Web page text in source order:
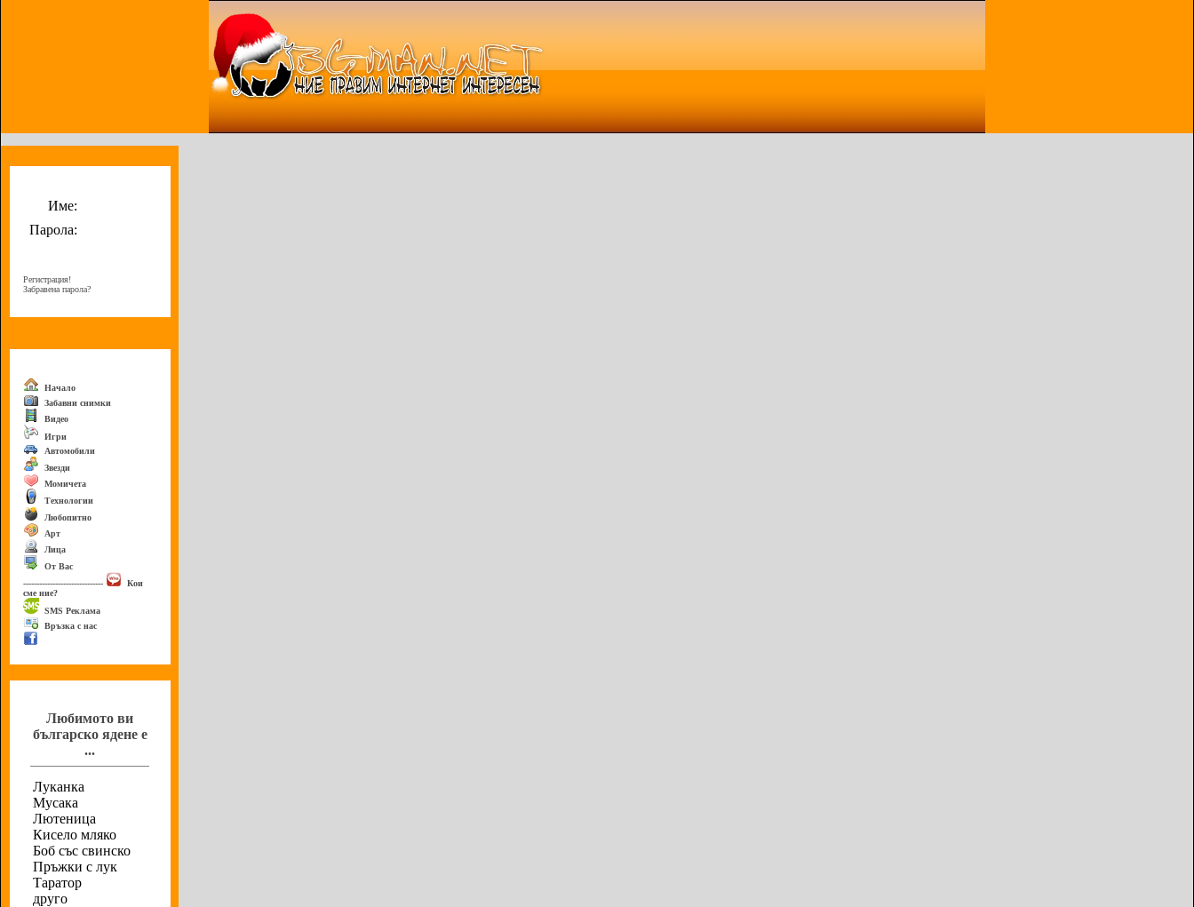
Име:
Парола:
Регистрация!
Забравена парола?
Начало
Забавни снимки
Видео
Игри
Автомобили
Звезди
Момичета
Технологии
Любопитно
Арт
Лица
От Вас
------------------------------
Кои
сме ние?
SMS Реклама
Връзка с нас
Любимото ви
българско ядене е
...
Луканка
Мусака
Лютеница
Кисело мляко
Боб със свинско
Пръжки с лук
Таратор
друго